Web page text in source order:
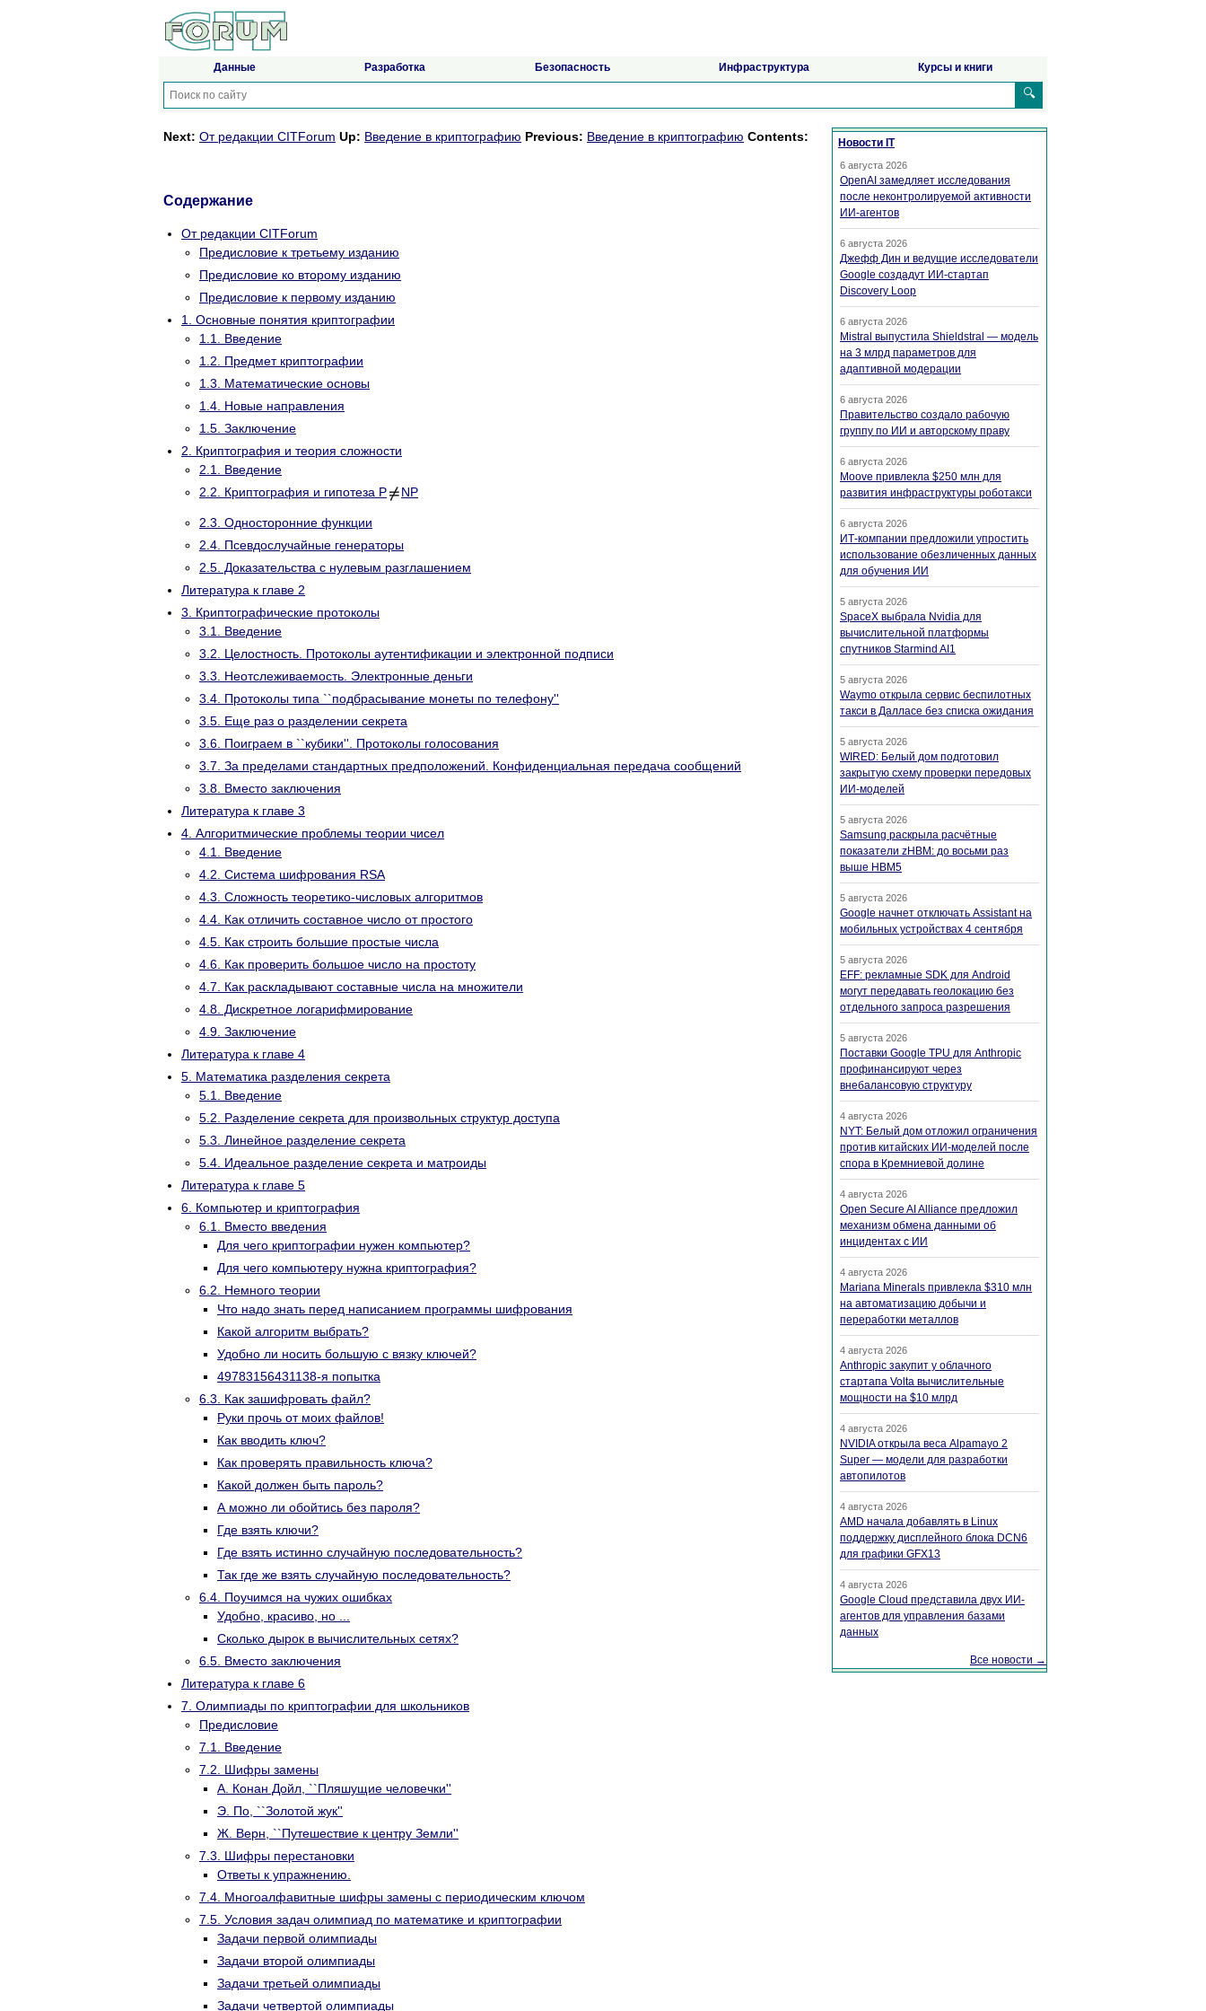
Данные Разработка Безопасность Инфраструктура Курсы и книги
🔍
Next: От редакции CITForum Up: Введение в криптографию Previous: Введение в криптографию Contents:
Содержание
От редакции CITForum
Предисловие к третьему изданию
Предисловие ко второму изданию
Предисловие к первому изданию
1. Основные понятия криптографии
1.1. Введение
1.2. Предмет криптографии
1.3. Математические основы
1.4. Новые направления
1.5. Заключение
2. Криптография и теория сложности
2.1. Введение
2.2. Криптография и гипотеза P
NP
2.3. Односторонние функции
2.4. Псевдослучайные генераторы
2.5. Доказательства с нулевым разглашением
Литература к главе 2
3. Криптографические протоколы
3.1. Введение
3.2. Целостность. Протоколы аутентификации и электронной подписи
3.3. Неотслеживаемость. Электронные деньги
3.4. Протоколы типа ``подбрасывание монеты по телефону''
3.5. Еще раз о разделении секрета
3.6. Поиграем в ``кубики''. Протоколы голосования
3.7. За пределами стандартных предположений. Конфиденциальная передача сообщений
3.8. Вместо заключения
Литература к главе 3
4. Алгоритмические проблемы теории чисел
4.1. Введение
4.2. Система шифрования RSA
4.3. Сложность теоретико-числовых алгоритмов
4.4. Как отличить составное число от простого
4.5. Как строить большие простые числа
4.6. Как проверить большое число на простоту
4.7. Как раскладывают составные числа на множители
4.8. Дискретное логарифмирование
4.9. Заключение
Литература к главе 4
5. Математика разделения секрета
5.1. Введение
5.2. Разделение секрета для произвольных структур доступа
5.3. Линейное разделение секрета
5.4. Идеальное разделение секрета и матроиды
Литература к главе 5
6. Компьютер и криптография
6.1. Вместо введения
Для чего криптографии нужен компьютер?
Для чего компьютеру нужна криптография?
6.2. Немного теории
Что надо знать перед написанием программы шифрования
Какой алгоритм выбрать?
Удобно ли носить большую с вязку ключей?
49783156431138-я попытка
6.3. Как зашифровать файл?
Руки прочь от моих файлов!
Как вводить ключ?
Как проверять правильность ключа?
Какой должен быть пароль?
А можно ли обойтись без пароля?
Где взять ключи?
Где взять истинно случайную последовательность?
Так где же взять случайную последовательность?
6.4. Поучимся на чужих ошибках
Удобно, красиво, но ...
Сколько дырок в вычислительных сетях?
6.5. Вместо заключения
Литература к главе 6
7. Олимпиады по криптографии для школьников
Предисловие
7.1. Введение
7.2. Шифры замены
А. Конан Дойл, ``Пляшущие человечки''
Э. По, ``Золотой жук''
Ж. Верн, ``Путешествие к центру Земли''
7.3. Шифры перестановки
Ответы к упражнению.
7.4. Многоалфавитные шифры замены с периодическим ключом
7.5. Условия задач олимпиад по математике и криптографии
Задачи первой олимпиады
Задачи второй олимпиады
Задачи третьей олимпиады
Задачи четвертой олимпиады
Новости IT
6 августа 2026
OpenAI замедляет исследования
после неконтролируемой активности
ИИ-агентов
6 августа 2026
Джефф Дин и ведущие исследователи
Google создадут ИИ-стартап
Discovery Loop
6 августа 2026
Mistral выпустила Shieldstral — модель
на 3 млрд параметров для
адаптивной модерации
6 августа 2026
Правительство создало рабочую
группу по ИИ и авторскому праву
6 августа 2026
Moove привлекла $250 млн для
развития инфраструктуры роботакси
6 августа 2026
ИТ-компании предложили упростить
использование обезличенных данных
для обучения ИИ
5 августа 2026
SpaceX выбрала Nvidia для
вычислительной платформы
спутников Starmind AI1
5 августа 2026
Waymo открыла сервис беспилотных
такси в Далласе без списка ожидания
5 августа 2026
WIRED: Белый дом подготовил
закрытую схему проверки передовых
ИИ-моделей
5 августа 2026
Samsung раскрыла расчётные
показатели zHBM: до восьми раз
выше HBM5
5 августа 2026
Google начнет отключать Assistant на
мобильных устройствах 4 сентября
5 августа 2026
EFF: рекламные SDK для Android
могут передавать геолокацию без
отдельного запроса разрешения
5 августа 2026
Поставки Google TPU для Anthropic
профинансируют через
внебалансовую структуру
4 августа 2026
NYT: Белый дом отложил ограничения
против китайских ИИ-моделей после
спора в Кремниевой долине
4 августа 2026
Open Secure AI Alliance предложил
механизм обмена данными об
инцидентах с ИИ
4 августа 2026
Mariana Minerals привлекла $310 млн
на автоматизацию добычи и
переработки металлов
4 августа 2026
Anthropic закупит у облачного
стартапа Volta вычислительные
мощности на $10 млрд
4 августа 2026
NVIDIA открыла веса Alpamayo 2
Super — модели для разработки
автопилотов
4 августа 2026
AMD начала добавлять в Linux
поддержку дисплейного блока DCN6
для графики GFX13
4 августа 2026
Google Cloud представила двух ИИ-
агентов для управления базами
данных
Все новости →